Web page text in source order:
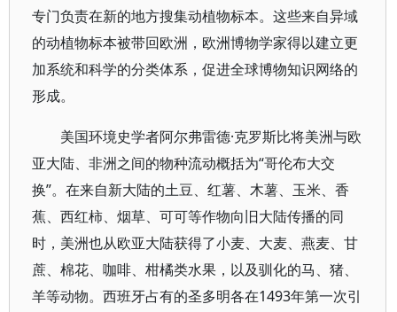
专门负责在新的地方搜集动植物标本。这些来自异域
的动植物标本被带回欧洲，欧洲博物学家得以建立更
加系统和科学的分类体系，促进全球博物知识网络的
形成。
美国环境史学者阿尔弗雷德·克罗斯比将美洲与欧
亚大陆、非洲之间的物种流动概括为“哥伦布大交
换”。在来自新大陆的土豆、红薯、木薯、玉米、香
蕉、西红柿、烟草、可可等作物向旧大陆传播的同
时，美洲也从欧亚大陆获得了小麦、大麦、燕麦、甘
蔗、棉花、咖啡、柑橘类水果，以及驯化的马、猪、
羊等动物。西班牙占有的圣多明各在1493年第一次引